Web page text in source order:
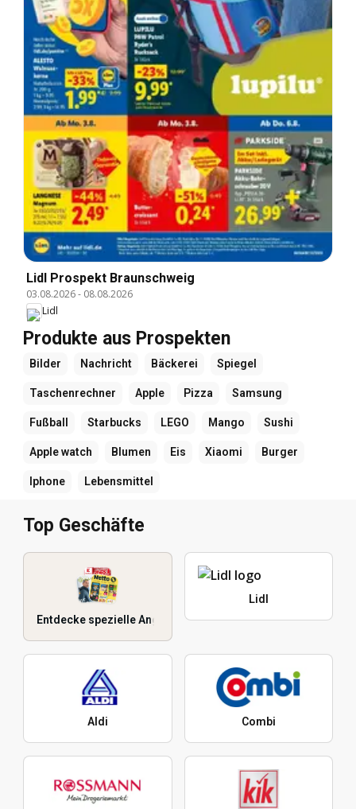
Lidl Prospekt Braunschweig
03.08.2026- 08.08.2026
Lidl
Produkte aus Prospekten
Bilder Nachricht Bäckerei Spiegel
Taschenrechner Apple Pizza Samsung
Fußball Starbucks LEGO Mango Sushi
Apple watch Blumen Eis Xiaomi Burger
Iphone Lebensmittel
Top Geschäfte
Entdecke spezielle Angebote
Lidl
Aldi Combi